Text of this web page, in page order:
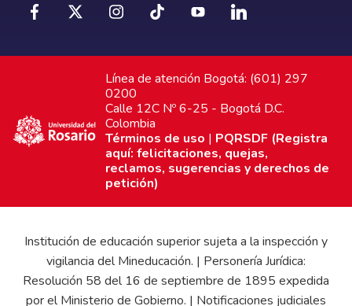
Línea de atención Bogotá: (601) 297
0200
Calle 12C Nº 6-25 - Bogotá D.C.
Colombia
Términos de uso | PQRSDF (Registra
aquí: felicitaciones, quejas,
reclamos, sugerencias y derechos de
petición)
Institución de educación superior sujeta a la inspección y
vigilancia del Mineducación. | Personería Jurídica:
Resolución 58 del 16 de septiembre de 1895 expedida
por el Ministerio de Gobierno. | Notificaciones judiciales